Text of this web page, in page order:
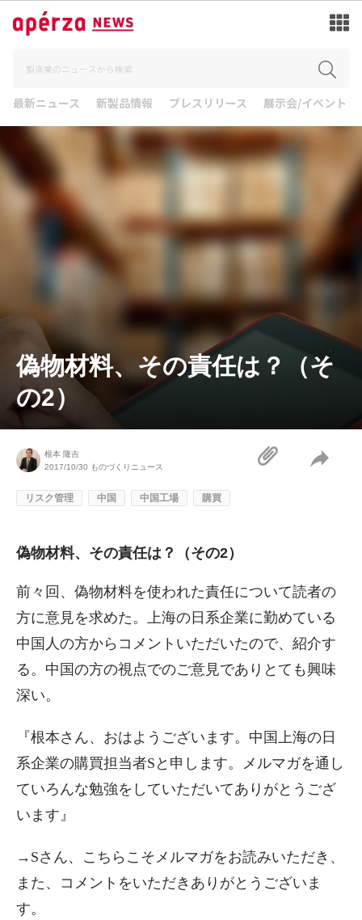
最新ニュース 新製品情報 プレスリリース 展示会/イベント
偽物材料、その責任は？（そ
の2）
根本 隆吉
2017/10/30 ものづくりニュース
リスク管理 中国 中国工場 購買
偽物材料、その責任は？（その2）
前々回 、偽物材料を使われた責任について読者の
方に意見を求めた。上海の日系企業に勤めている
中国人の方からコメントいただいたので、紹介す
る。中国の方の視点でのご意見でありとても興味
深い。
『根本さん、おはようございます。中国上海の日
系企業の購買担当者Sと申します。メルマガを通し
ていろんな勉強をしていただいてありがとうござ
います』
→Sさん、こちらこそメルマガをお読みいただき、
また、コメントをいただきありがとうございま
す。